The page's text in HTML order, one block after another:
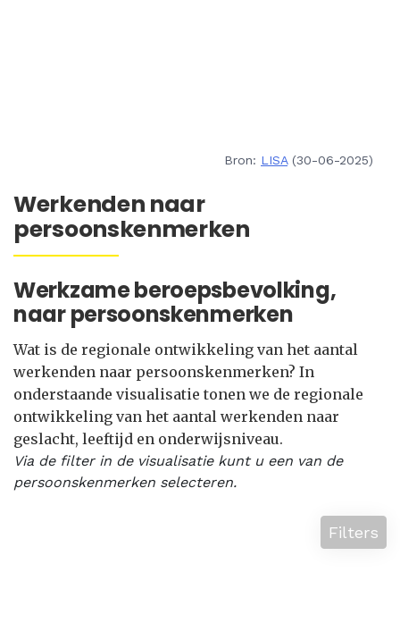
Bron: LISA(30-06-2025)
Werkenden naar
persoonskenmerken
Werkzame beroepsbevolking,
naar persoonskenmerken
Wat is de regionale ontwikkeling van het aantal
werkenden naar persoonskenmerken? In
onderstaande visualisatie tonen we de regionale
ontwikkeling van het aantal werkenden naar
geslacht, leeftijd en onderwijsniveau.
Via de filter in de visualisatie kunt u een van de
persoonskenmerken selecteren.
Filters